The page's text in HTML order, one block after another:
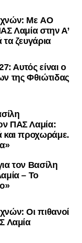
Με AO
Λαμία στην Α’
ζευγάρια
Αυτός είναι ο
της Φθιώτιδας
ΠΑΣ Λαμία:
και προχωράμε.
τον Βασίλη
– Το
Οι πιθανοί
Λαμία